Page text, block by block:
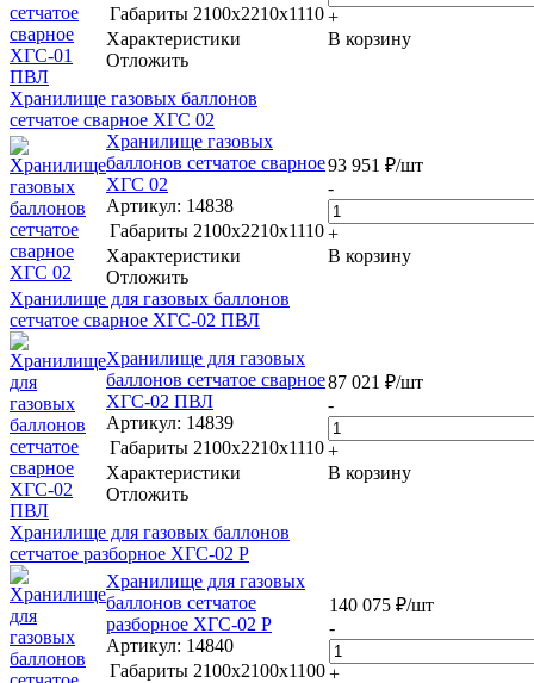
Габариты 2100х2210х1110
Характеристики
Отложить
+
В корзину
Хранилище газовых баллонов
сетчатое сварное ХГС 02
Хранилище газовых
баллонов сетчатое сварное
ХГС 02
Артикул: 14838
Габариты 2100х2210х1110
Характеристики
Отложить
93 951 ₽/шт
-
+
В корзину
Хранилище для газовых баллонов
сетчатое сварное ХГС-02 ПВЛ
Хранилище для газовых
баллонов сетчатое сварное
ХГС-02 ПВЛ
Артикул: 14839
Габариты 2100х2210х1110
Характеристики
Отложить
87 021 ₽/шт
-
+
В корзину
Хранилище для газовых баллонов
сетчатое разборное ХГС-02 Р
Хранилище для газовых
баллонов сетчатое
разборное ХГС-02 Р
Артикул: 14840
Габариты 2100х2100х1100
140 075 ₽/шт
-
+